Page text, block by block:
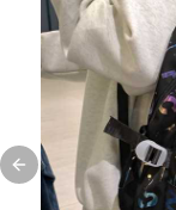
Previous slide